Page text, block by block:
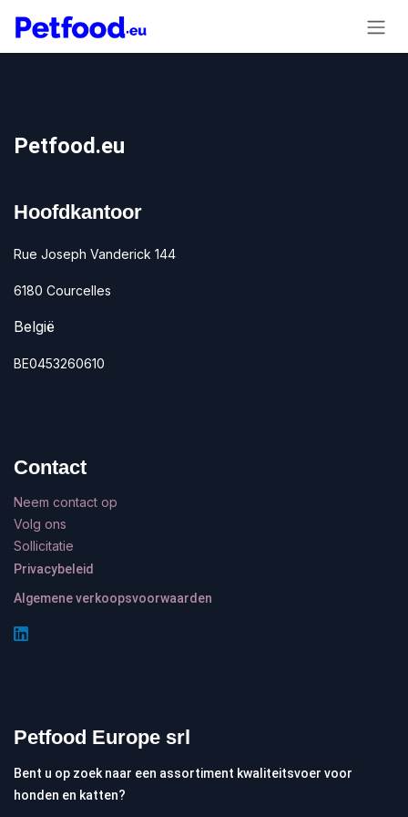
Petfood.eu
Hoofdkantoor
Rue Joseph Vanderick 144
6180 Courcelles
België
BE0453260610
Contact
Neem contact op
Volg ons
Sollicitatie
Privacybeleid
Algemene verkoopsvoorwaarden
Petfood Europe srl
Bent u op zoek naar een assortiment kwaliteitsvoer voor
honden en katten?